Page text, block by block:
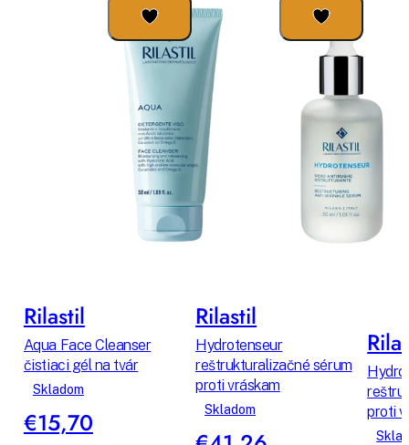
Rilastil
Aqua Face Cleanser
čistiaci gél na tvár
Skladom
€15,70
Rilastil
Hydrotenseur
reštrukturalizačné sérum
proti vráskam
Skladom
proti